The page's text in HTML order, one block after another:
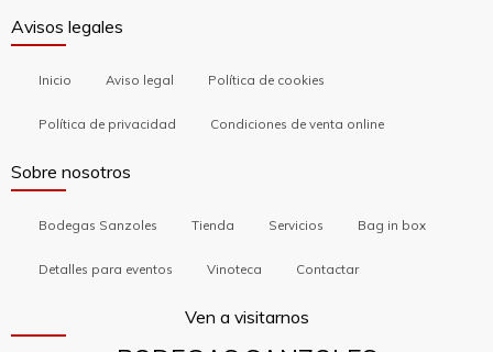
Avisos legales
Inicio Aviso legal Política de cookies
Política de privacidad Condiciones de venta online
Sobre nosotros
Bodegas Sanzoles Tienda Servicios Bag in box
Detalles para eventos Vinoteca Contactar
Ven a visitarnos